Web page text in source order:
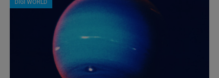
DIGI WORLD